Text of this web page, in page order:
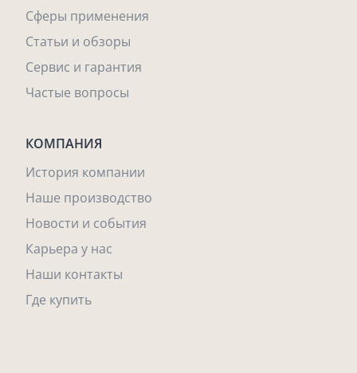
Сферы применения
Статьи и обзоры
Сервис и гарантия
Частые вопросы
КОМПАНИЯ
История компании
Наше производство
Новости и события
Карьера у нас
Наши контакты
Где купить